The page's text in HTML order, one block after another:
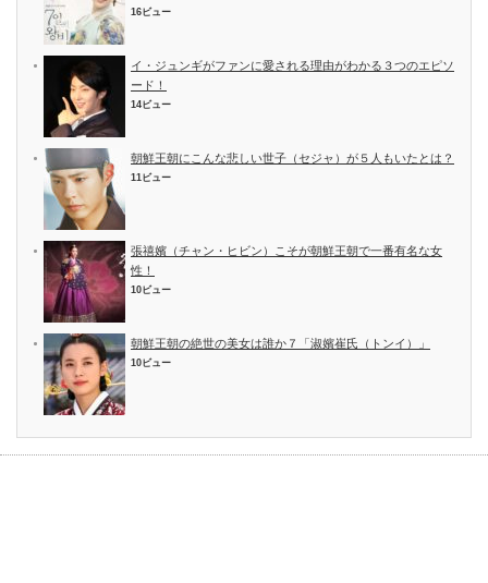
16ビュー
イ・ジュンギがファンに愛される理由がわかる３つのエピソ
ード！
14ビュー
朝鮮王朝にこんな悲しい世子（セジャ）が５人もいたとは？
11ビュー
張禧嬪（チャン・ヒビン）こそが朝鮮王朝で一番有名な女
性！
10ビュー
朝鮮王朝の絶世の美女は誰か７「淑嬪崔氏（トンイ）」
10ビュー